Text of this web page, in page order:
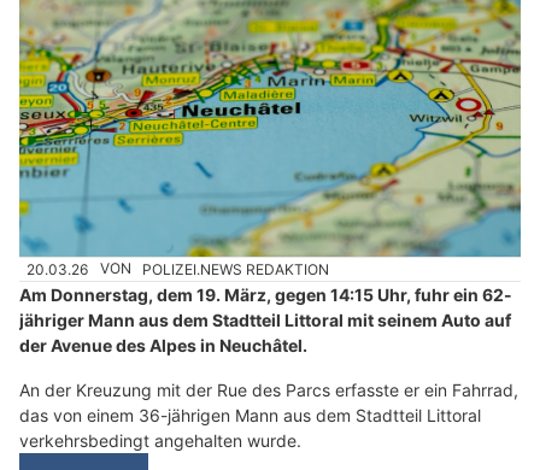
20.03.26 VON POLIZEI.NEWS REDAKTION
Am Donnerstag, dem 19. März, gegen 14:15 Uhr, fuhr ein 62-
jähriger Mann aus dem Stadtteil Littoral mit seinem Auto auf
der Avenue des Alpes in Neuchâtel.
An der Kreuzung mit der Rue des Parcs erfasste er ein Fahrrad,
das von einem 36-jährigen Mann aus dem Stadtteil Littoral
verkehrsbedingt angehalten wurde.